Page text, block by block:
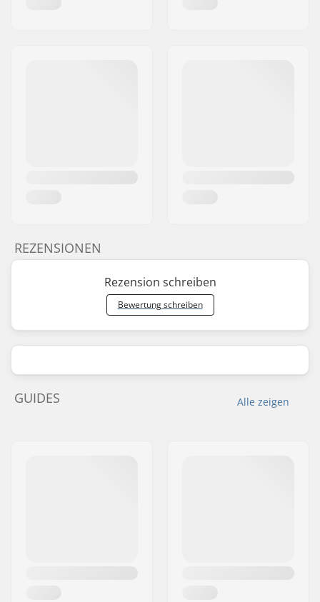
REZENSIONEN
Rezension schreiben
Bewertung schreiben
Alle zeigen
GUIDES